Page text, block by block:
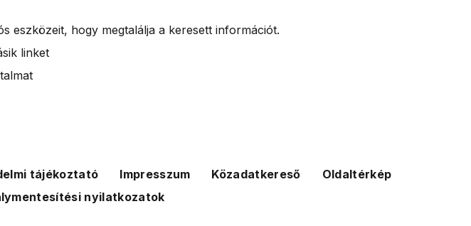
eszközeit, hogy megtalálja a keresett információt.
linket
tájékoztató Impresszum Közadatkereső
Oldaltérkép
nyilatkozatok